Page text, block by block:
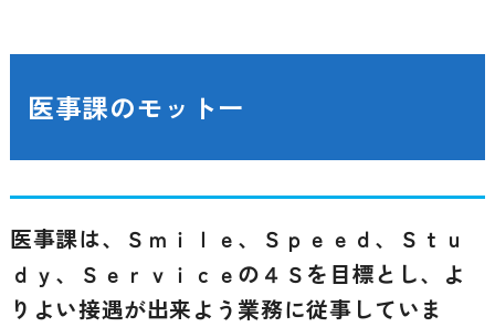
医事課のモットー
医事課は、Ｓｍｉｌｅ、Ｓｐｅｅｄ、Ｓｔｕ
ｄｙ、Ｓｅｒｖｉｃｅの４Ｓを目標とし、よ
りよい接遇が出来よう業務に従事していま